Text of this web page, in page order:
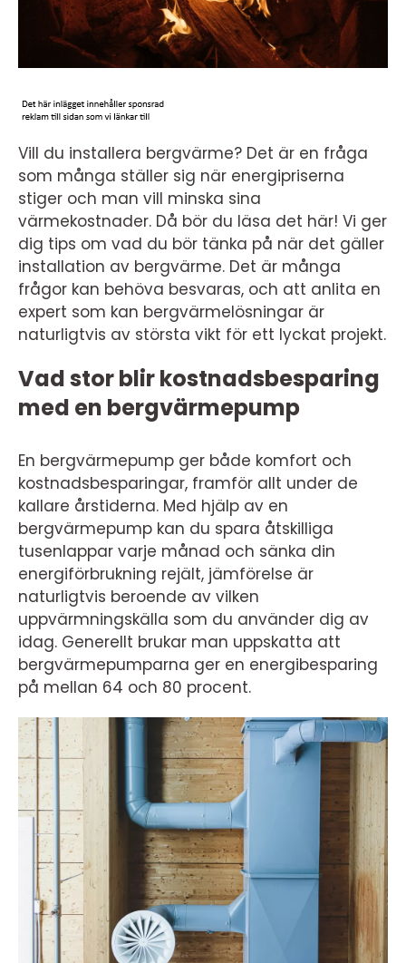
Vill du installera bergvärme? Det är en fråga
som många ställer sig när energipriserna
stiger och man vill minska sina
värmekostnader. Då bör du läsa det här! Vi ger
dig tips om vad du bör tänka på när det gäller
installation av bergvärme. Det är många
frågor kan behöva besvaras, och att anlita en
expert som kan bergvärmelösningar är
naturligtvis av största vikt för ett lyckat projekt.
Vad stor blir kostnadsbesparing
med en bergvärmepump
En bergvärmepump ger både komfort och
kostnadsbesparingar, framför allt under de
kallare årstiderna. Med hjälp av en
bergvärmepump kan du spara åtskilliga
tusenlappar varje månad och sänka din
energiförbrukning rejält, jämförelse är
naturligtvis beroende av vilken
uppvärmningskälla som du använder dig av
idag. Generellt brukar man uppskatta att
bergvärmepumparna ger en energibesparing
på mellan 64 och 80 procent.